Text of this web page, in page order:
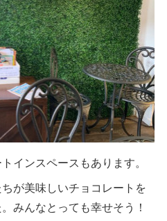
インスペースもあります。
が美味しいチョコレートを
みんなとっても幸せそう！